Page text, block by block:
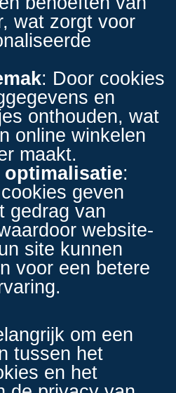
wat zorgt voor
: Door cookies
en
onthouden, wat
online winkelen
maakt.
optimalisatie:
geven
gedrag van
website-
site kunnen
voor een betere
om een
tussen het
en het